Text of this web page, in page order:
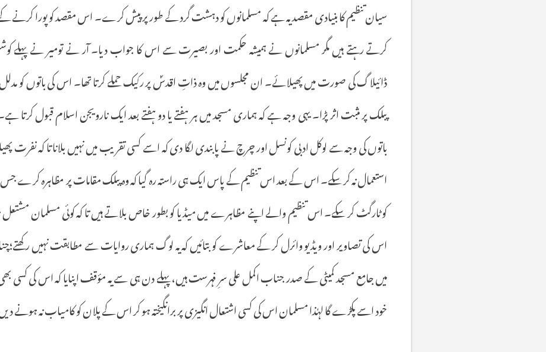
سیانتنظیمکابنیادیمقصدیہہےکہمسلمانوںکودہشتگردکےطورپرپیشکرے۔اسمقصدکوپوراکرنے
کرتےرہتےہیںمگرمسلمانوںنےہمیشہحکمتاوربصیرتسےاسکاجوابدیا۔آرنےتومیرنےپہلے
ڈائیلاگکیصورتمیںپھیلائے۔انمجلسوںمیںوہذاتِاقدسؐپررکیکحملےکرتاتھا۔اسکیباتوںکو
پبلکپرمثبتاثرپڑا۔یہیوجہہےکہہماریمسجدمیںہرہفتےیادوہفتےبعدایکنارویجناسلامقبولکرتا
باتوںکیوجہسےلوکلادبیکونسلاورچرچنےپابندیلگادیکہاسےکسیتقریبمیںنہیںبلاناتاکہنفرت
استعمالنہکرسکے۔اسکےبعداستنظیمکےپاسایکہیراستہرہگیاکہوہپبلکمقاماتپرمظاہرہکرےجس
کوٹارگٹکرسکے۔استنظیموالےاپنےمظاہرےمیںمیڈیاکوبطورخاصبلاتےہیںتاکہکوئیمسلمانمشتعل
اسکیتصاویراورویڈیووائرلکرکےمعاشرےکوبتائیںکہیہلوگہماریروایاتسےمطابقتنہیں
میںجامعمسجدکمیٹیکےصدرجناباکملعلیسرِفہرستہیں،پہلےدنہیسےیہمؤقفاپنایاکہاسکیکسی
خوداسےپکڑےگالہٰذامسلماناسکیکسیاشتعالانگیزیپربرانگیختہہوکراسکےپلانکوکامیابنہہونے